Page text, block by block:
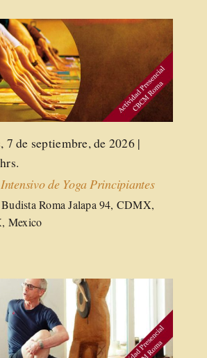
7 de septiembre, de 2026 |
de Yoga Principiantes
RomaJalapa 94, CDMX,
Mexico